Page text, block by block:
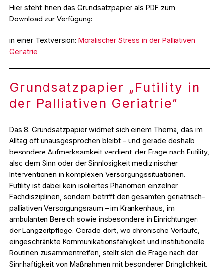
Hier steht Ihnen das Grundsatzpapier als PDF zum
Download zur Verfügung:
in einer Textversion: Moralischer Stress in der Palliativen
Geriatrie
Grundsatzpapier „Futility in
der Palliativen Geriatrie“
Das 8. Grundsatzpapier widmet sich einem Thema, das im
Alltag oft unausgesprochen bleibt – und gerade deshalb
besondere Aufmerksamkeit verdient: der Frage nach Futility,
also dem Sinn oder der Sinnlosigkeit medizinischer
Interventionen in komplexen Versorgungssituationen.
Futility ist dabei kein isoliertes Phänomen einzelner
Fachdisziplinen, sondern betrifft den gesamten geriatrisch-
palliativen Versorgungsraum – im Krankenhaus, im
ambulanten Bereich sowie insbesondere in Einrichtungen
der Langzeitpflege. Gerade dort, wo chronische Verläufe,
eingeschränkte Kommunikationsfähigkeit und institutionelle
Routinen zusammentreffen, stellt sich die Frage nach der
Sinnhaftigkeit von Maßnahmen mit besonderer Dringlichkeit.